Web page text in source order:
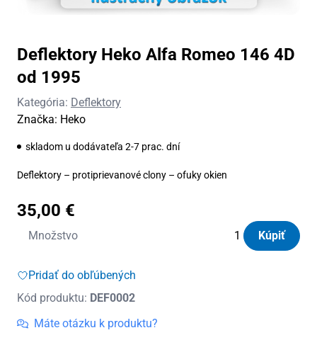
Deflektory Heko Alfa Romeo 146 4D
od 1995
Kategória: Deflektory
Značka: Heko
skladom u dodávateľa 2-7 prac. dní
Deflektory – protiprievanové clony – ofuky okien
35,00 €
Množstvo
množstvo
Heko
Romeo
146
Kúpiť
Pridať do obľúbených
Kód produktu: DEF0002
Máte otázku k produktu?